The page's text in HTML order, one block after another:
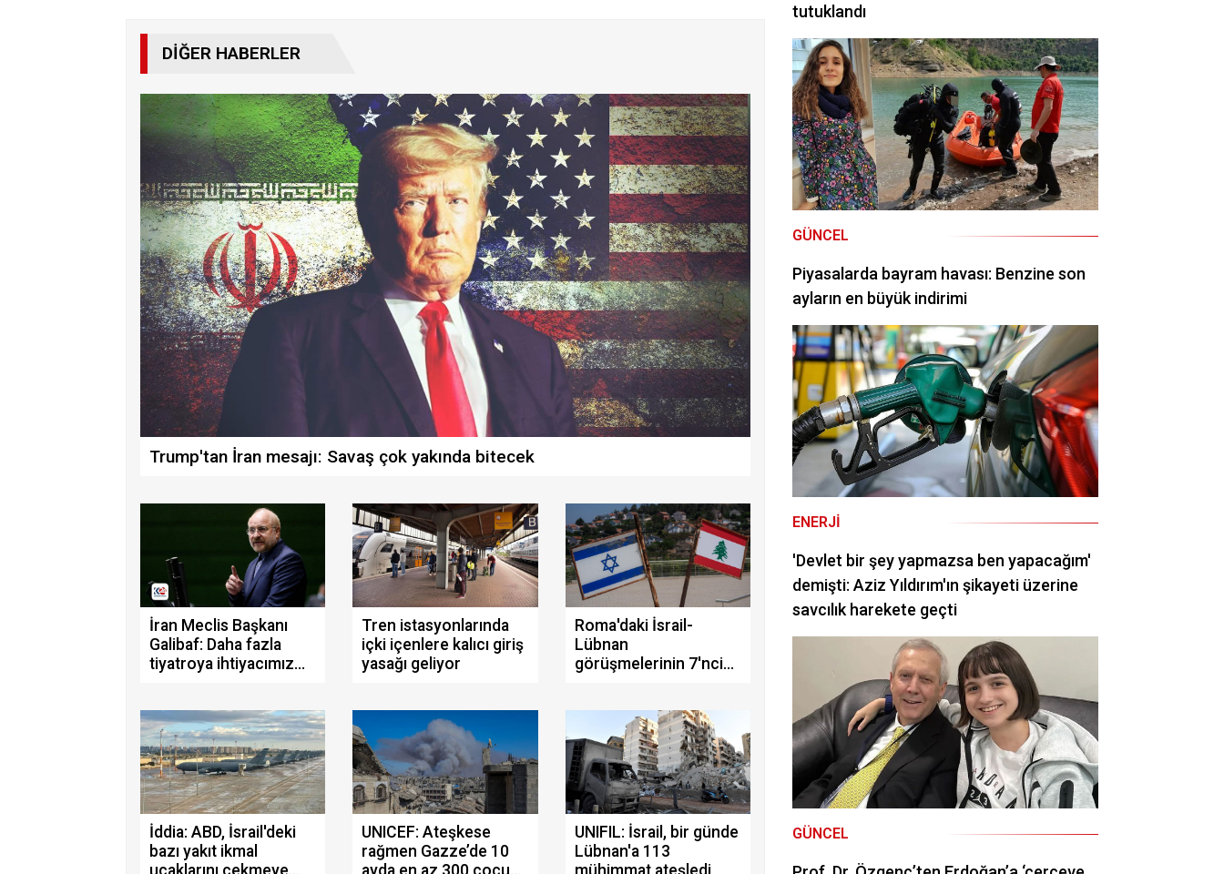
DIĞER HABERLER
Trump'tan İran mesajı: Savaş çok yakında bitecek
İran Meclis Başkanı
Galibaf: Daha fazla
tiyatroya ihtiyacımız
Tren istasyonlarında
içki içenlere kalıcı giriş
yasağı geliyor
Roma'daki İsrail-
Lübnan
görüşmelerinin 7'nci
İddia: ABD, İsrail'deki
bazı yakıt ikmal
UNICEF: Ateşkese
rağmen Gazze’de 10
UNIFIL: İsrail, bir günde
Lübnan'a 113
tutuklandı
GÜNCEL
Piyasalarda bayram havası: Benzine son
ayların en büyük indirimi
ENERJI
'Devlet bir şey yapmazsa ben yapacağım'
demişti: Aziz Yıldırım'ın şikayeti üzerine
savcılık harekete geçti
GÜNCEL